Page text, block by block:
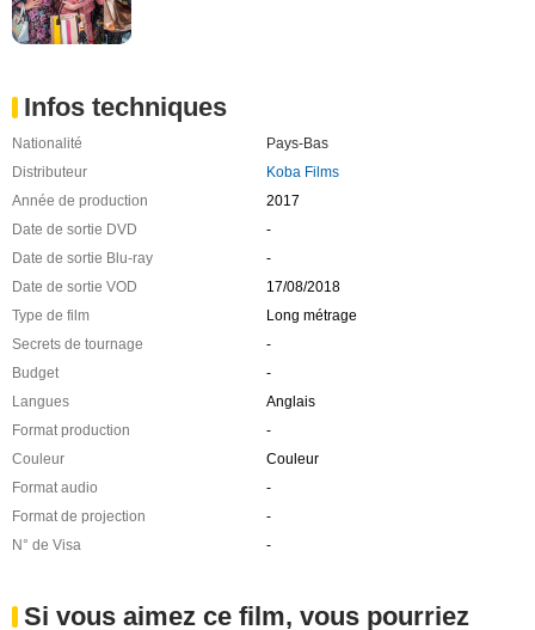
Infos techniques
Nationalité
Pays-Bas
Distributeur
Koba Films
Année de production
2017
Date de sortie DVD
-
Date de sortie Blu-ray
-
Date de sortie VOD
17/08/2018
Type de film
Long métrage
Secrets de tournage
-
Budget
-
Langues
Anglais
Format production
-
Couleur
Couleur
Format audio
-
Format de projection
-
N° de Visa
-
Si vous aimez ce film, vous pourriez